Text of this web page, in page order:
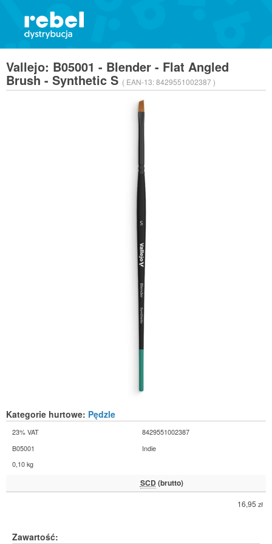
Vallejo: B05001 - Blender - Flat Angled
Brush - Synthetic S ( EAN-13:8429551002387 )
Kategorie hurtowe: Pędzle
23% VAT
8429551002387
B05001
Indie
0,10 kg
SCD (brutto)
16,95 zł
Zawartość: